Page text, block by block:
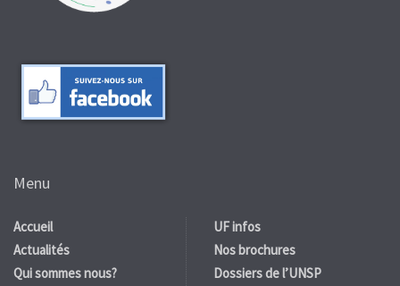
Menu
Accueil
Actualités
Qui sommes nous?
UF infos
Nos brochures
Dossiers de l’UNSP